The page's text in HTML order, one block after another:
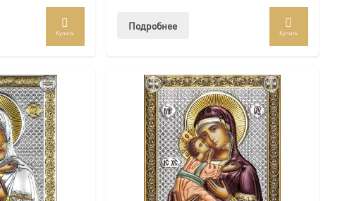
Купить
Подробнее
Купить